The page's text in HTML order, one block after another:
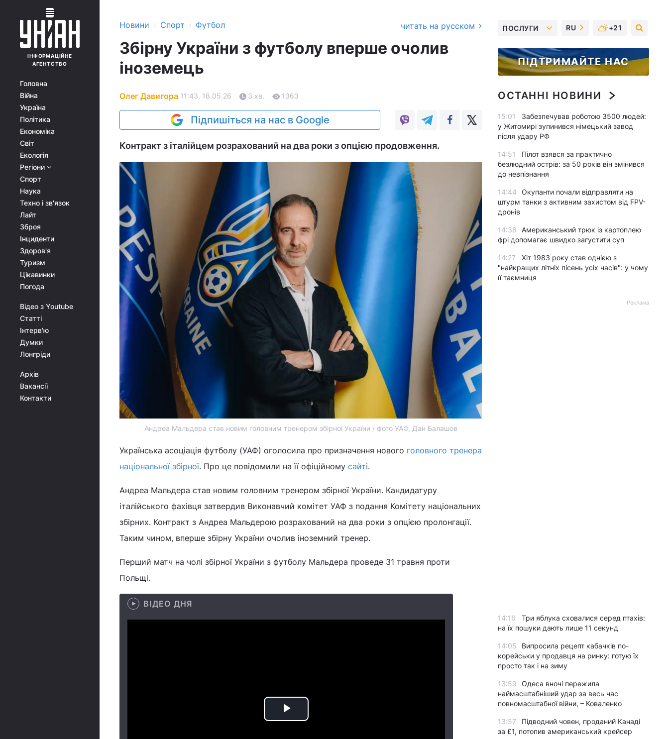
ІНФОРМАЦІЙНЕ
АГЕНТСТВО
Головна
Війна
Україна
Політика
Економіка
Світ
Екологія
Регіони
Спорт
Наука
Техно і зв'язок
Лайт
Зброя
Інциденти
Здоров'я
Туризм
Цікавинки
Погода
Відео з Youtube
Статті
Інтерв'ю
Думки
Лонгріди
Архів
Вакансії
Контакти
Новини › Спорт › Футбол читать на русском
Збірну України з футболу вперше очолив
іноземець
Олег Давигора 11:43, 18.05.26 3 хв. 1363
Підпишіться на нас в Google
Контракт з італійцем розрахований на два роки з опцією продовження.
Андреа Мальдера став новим головним тренером збірної України / фото УАФ, Дан Балашов
Українська асоціація футболу (УАФ) оголосила про призначення нового головного тренера
національної збірної. Про це повідомили на її офіційному сайті.
Андреа Мальдера став новим головним тренером збірної України. Кандидатуру
італійського фахівця затвердив Виконавчий комітет УАФ з подання Комітету національних
збірних. Контракт з Андреа Мальдерою розрахований на два роки з опцією пролонгації.
Таким чином, вперше збірну України очолив іноземний тренер.
Перший матч на чолі збірної України з футболу Мальдера проведе 31 травня проти
Польщі.
ВІДЕО ДНЯ
Play
ПОСЛУГИ RU +21
ПІДТРИМАЙТЕ НАС
ОСТАННІ НОВИНИ
15:01
Забезпечував роботою 3500 людей:
у Житомирі зупинився німецький завод
після удару РФ
14:51
Пілот взявся за практично
безлюдний острів: за 50 років він змінився
до невпізнання
14:44
Окупанти почали відправляти на
штурм танки з активним захистом від FPV-
дронів
14:38
Американський трюк із картоплею
фрі допомагає швидко загустити суп
14:27
Хіт 1983 року став однією з
"найкращих літніх пісень усіх часів": у чому
її таємниця
Реклама
14:16
Три яблука сховалися серед птахів:
на їх пошуки дають лише 11 секунд
14:05
Випросила рецепт кабачків по-
корейськи у продавця на ринку: готую їх
просто так і на зиму
13:59
Одеса вночі пережила
наймасштабніший удар за весь час
повномасштабної війни, – Коваленко
13:57
Підводний човен, проданий Канаді
за £1, потопив американський крейсер